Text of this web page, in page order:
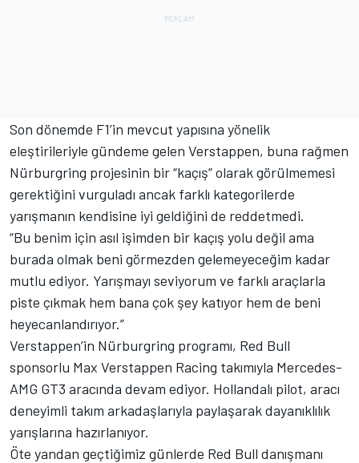
Son dönemde F1’in mevcut yapısına yönelik
eleştirileriyle gündeme gelen Verstappen, buna rağmen
Nürburgring projesinin bir “kaçış” olarak görülmemesi
gerektiğini vurguladı ancak farklı kategorilerde
yarışmanın kendisine iyi geldiğini de reddetmedi.
“Bu benim için asıl işimden bir kaçış yolu değil ama
burada olmak beni görmezden gelemeyeceğim kadar
mutlu ediyor. Yarışmayı seviyorum ve farklı araçlarla
piste çıkmak hem bana çok şey katıyor hem de beni
heyecanlandırıyor.”
Verstappen’in Nürburgring programı, Red Bull
sponsorlu Max Verstappen Racing takımıyla Mercedes-
AMG GT3 aracında devam ediyor. Hollandalı pilot, aracı
deneyimli takım arkadaşlarıyla paylaşarak dayanıklılık
yarışlarına hazırlanıyor.
Öte yandan geçtiğimiz günlerde Red Bull danışmanı